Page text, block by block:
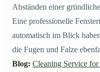
Abständen einer
Eine professionelle
automatisch im Blick
die Fugen und Falze
Blog: Cleaning Service